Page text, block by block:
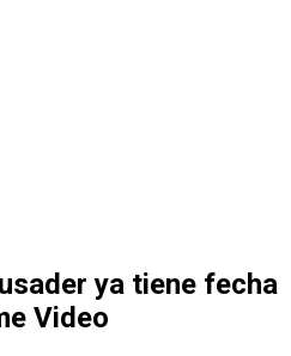
ya tiene fecha
Video